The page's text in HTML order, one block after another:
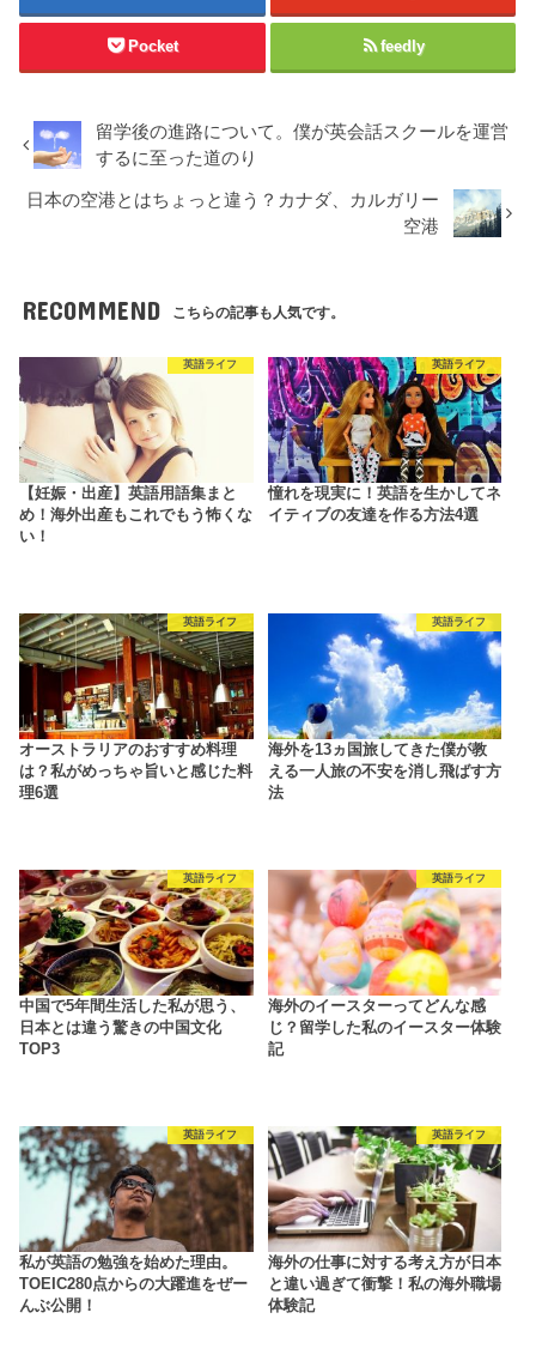
Pocket feedly
留学後の進路について。僕が英会話スクールを運営
するに至った道のり
日本の空港とはちょっと違う？カナダ、カルガリー
空港
RECOMMEND こちらの記事も人気です。
英語ライフ
【妊娠・出産】英語用語集まと
め！海外出産もこれでもう怖くな
い！
英語ライフ
憧れを現実に！英語を生かしてネ
イティブの友達を作る方法4選
英語ライフ
オーストラリアのおすすめ料理
は？私がめっちゃ旨いと感じた料
理6選
英語ライフ
海外を13ヵ国旅してきた僕が教
える一人旅の不安を消し飛ばす方
法
英語ライフ
中国で5年間生活した私が思う、
日本とは違う驚きの中国文化
TOP3
英語ライフ
海外のイースターってどんな感
じ？留学した私のイースター体験
記
英語ライフ
私が英語の勉強を始めた理由。
TOEIC280点からの大躍進をぜー
んぶ公開！
英語ライフ
海外の仕事に対する考え方が日本
と違い過ぎて衝撃！私の海外職場
体験記